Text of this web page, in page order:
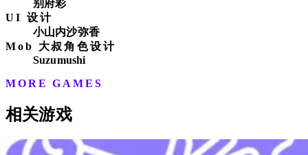
别府彩
UI 设计
小山内沙弥香
Mob 大叔角色设计
Suzumushi
MORE GAMES
相关游戏